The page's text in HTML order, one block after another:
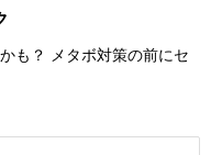
も？ メタボ対策の前にセ